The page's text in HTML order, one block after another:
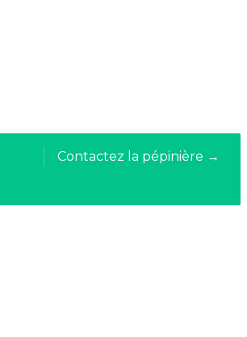
Contactez la pépinière →